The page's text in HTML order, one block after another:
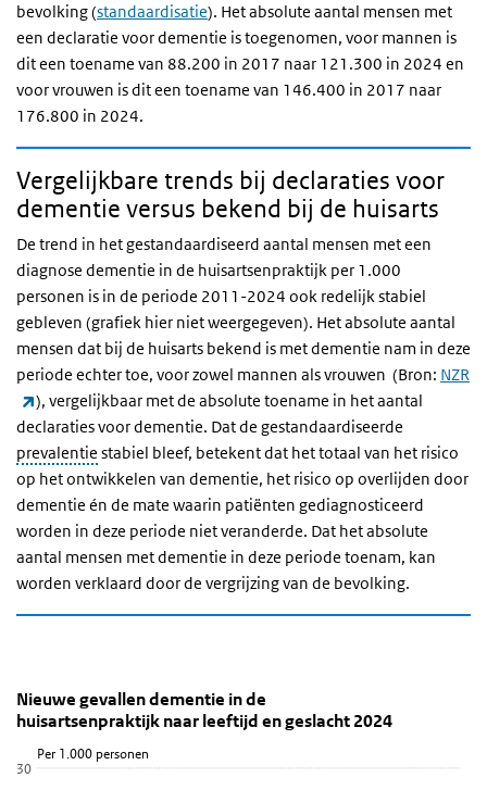
bevolking (standaardisatie). Het absolute aantal mensen met
een declaratie voor dementie is toegenomen, voor mannen is
dit een toename van 88.200 in 2017 naar 121.300 in 2024 en
voor vrouwen is dit een toename van 146.400 in 2017 naar
176.800 in 2024.
Vergelijkbare trends bij declaraties voor
dementie versus bekend bij de huisarts
De trend in het gestandaardiseerd aantal mensen met een
diagnose dementie in de huisartsenpraktijk per 1.000
personen is in de periode 2011-2024 ook redelijk stabiel
gebleven (grafiek hier niet weergegeven). Het absolute aantal
mensen dat bij de huisarts bekend is met dementie nam in deze
periode echter toe, voor zowel mannen als vrouwen (Bron: NZR
(externe link)
), vergelijkbaar met de absolute toename in het aantal
declaraties voor dementie. Dat de gestandaardiseerde
prevalentie stabiel bleef, betekent dat het totaal van het risico
op het ontwikkelen van dementie, het risico op overlijden door
dementie én de mate waarin patiënten gediagnosticeerd
worden in deze periode niet veranderde. Dat het absolute
aantal mensen met dementie in deze periode toenam, kan
worden verklaard door de vergrijzing van de bevolking.
Nieuwe gevallen dementie 2024 NZR
Sla de grafiek 'Nieuwe gevallen dementie in de
Nieuwe gevallen dementie in de huisartsenpraktijk
Staaf grafiek met 3 reeksen.
Bekijk als data tabel.
Per 1.000 personen
Nieuwe gevallen dementie in de
huisartsenpraktijk naar leeftijd en geslacht 2024
30